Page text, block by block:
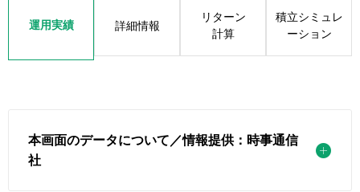
運用実績 詳細情報
リターン
計算
積立シミュレ
ーション
本画面のデータについて／情報提供：時事通信
社